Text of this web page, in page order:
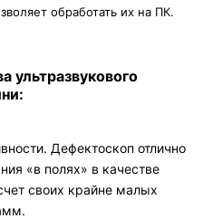
обработать их на ПК.
ультразвукового
Дефектоскоп отлично
«в полях» в качестве
своих крайне малых